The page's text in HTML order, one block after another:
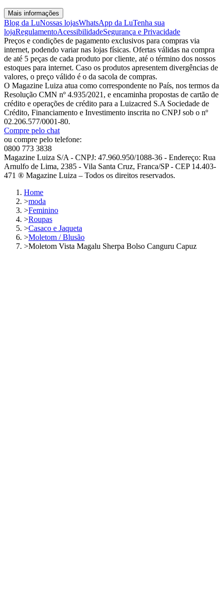
Mais informações
Blog da LuNossas lojasWhatsApp da LuTenha sua
lojaRegulamentoAcessibilidadeSegurança e Privacidade
Preços e condições de pagamento exclusivos para compras via
internet, podendo variar nas lojas físicas. Ofertas válidas na compra
de até 5 peças de cada produto por cliente, até o término dos nossos
estoques para internet. Caso os produtos apresentem divergências de
valores, o preço válido é o da sacola de compras.
O Magazine Luiza atua como correspondente no País, nos termos da
Resolução CMN nº 4.935/2021, e encaminha propostas de cartão de
crédito e operações de crédito para a Luizacred S.A Sociedade de
Crédito, Financiamento e Investimento inscrita no CNPJ sob o nº
02.206.577/0001-80.
Compre pelo chat
ou compre pelo telefone:
0800 773 3838
Magazine Luiza S/A - CNPJ: 47.960.950/1088-36 - Endereço: Rua
Arnulfo de Lima, 2385 - Vila Santa Cruz, Franca/SP - CEP 14.403-
471 ® Magazine Luiza – Todos os direitos reservados.
Home
>moda
>Feminino
>Roupas
>Casaco e Jaqueta
>Moletom / Blusão
>Moletom Vista Magalu Sherpa Bolso Canguru Capuz